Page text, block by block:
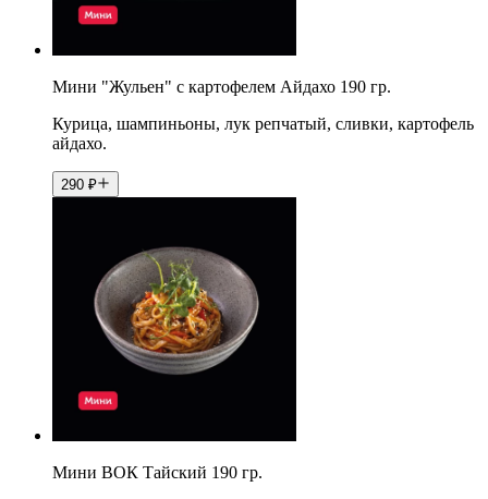
Мини "Жульен" с картофелем Айдахо 190 гр.
Курица, шампиньоны, лук репчатый, сливки, картофель
айдахо.
290 ₽
Мини ВОК Тайский 190 гр.